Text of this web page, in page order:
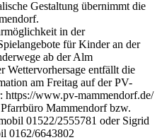
Gestaltung übernimmt die
in der
für Kinder an der
ab der Alm
Wettervorhersage entfällt die
am Freitag auf der PV-
https://www.pv-mammendorf.de/
Mammendorf bzw.
01522/2555781 oder Sigrid
0162/6643802